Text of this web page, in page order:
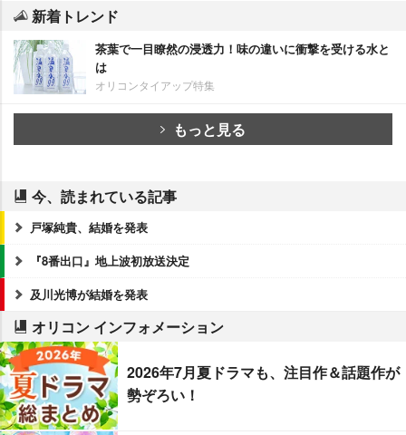
新着トレンド
茶葉で一目瞭然の浸透力！味の違いに衝撃を受ける水と
は
オリコンタイアップ特集
もっと見る
今、読まれている記事
戸塚純貴、結婚を発表
『8番出口』地上波初放送決定
及川光博が結婚を発表
オリコン インフォメーション
2026年7月夏ドラマも、注目作＆話題作が
勢ぞろい！